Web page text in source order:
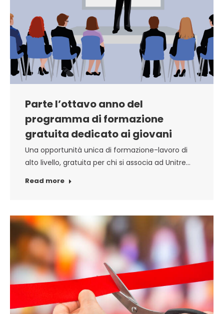
Parte l’ottavo anno del
programma di formazione
gratuita dedicato ai giovani
Una opportunità unica di formazione-lavoro di
alto livello, gratuita per chi si associa ad Unitre…
Read more